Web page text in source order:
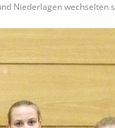
Niederlagen